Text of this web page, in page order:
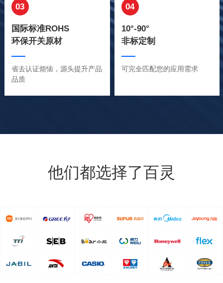
03
国际标准ROHS
环保开关原材
省去认证烦恼，源头提升产品
品质
04
10°-90°
非标定制
可完全匹配您的应用需求
他们都选择了百灵